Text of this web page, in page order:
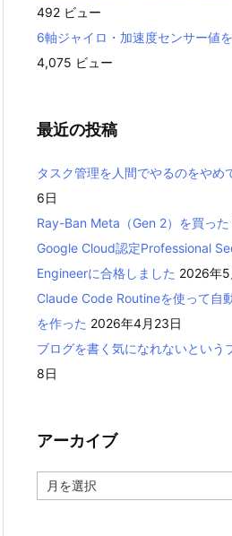
492 ビュー
6軸ジャイロ・加速度センサー値
4,075 ビュー
最近の投稿
タスク管理を人間でやるのをやめ
6日
Ray-Ban Meta（Gen 2）を買った
Google Cloud認定Professional
Engineerに合格しました 2026年5
Claude Code Routineを使って自
を作った 2026年4月23日
ブログを書く気になれないという
8日
アーカイブ
ー